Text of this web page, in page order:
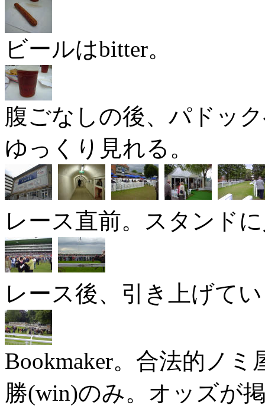
ビールはbitter。
腹ごなしの後、パドッ
ゆっくり見れる。
レース直前。スタンド
レース後、引き上げて
Bookmaker。合法的ノ
勝(win)のみ。オッズが